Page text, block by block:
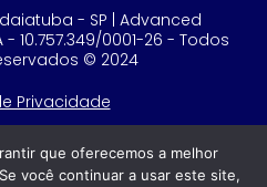
- SP | Advanced
10.757.349/0001-26 - Todos
© 2024
Privacidade
por GRUPO DPG
que oferecemos a melhor
você continuar a usar este site,